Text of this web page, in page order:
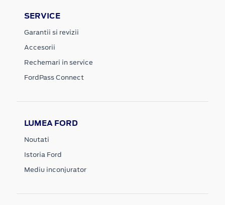
SERVICE
Garantii si revizii
Accesorii
Rechemari in service
FordPass Connect
LUMEA FORD
Noutati
Istoria Ford
Mediu inconjurator